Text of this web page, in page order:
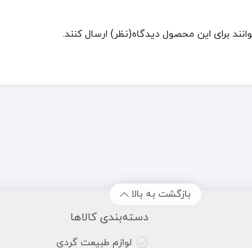
برای این محصول دیدگاه(نظر) ارسال کنند.
بازگشت به بالا
دسته‌بندی کالاها
لوازم طبیعت گردی